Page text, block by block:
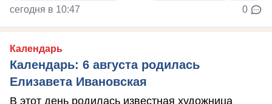
сегодня в 10:47 0
Календарь
Календарь: 6 августа родилась
Елизавета Ивановская
В этот день родилась известная художница